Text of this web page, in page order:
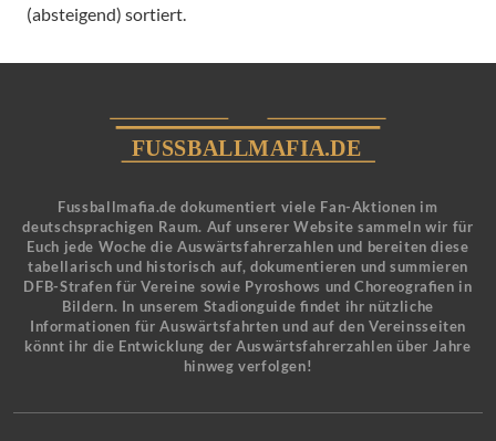
(absteigend) sortiert.
Fussballmafia.de dokumentiert viele Fan-Aktionen im
deutschsprachigen Raum. Auf unserer Website sammeln wir für
Euch jede Woche die Auswärtsfahrerzahlen und bereiten diese
tabellarisch und historisch auf, dokumentieren und summieren
DFB-Strafen für Vereine sowie Pyroshows und Choreografien in
Bildern. In unserem Stadionguide findet ihr nützliche
Informationen für Auswärtsfahrten und auf den Vereinsseiten
könnt ihr die Entwicklung der Auswärtsfahrerzahlen über Jahre
hinweg verfolgen!